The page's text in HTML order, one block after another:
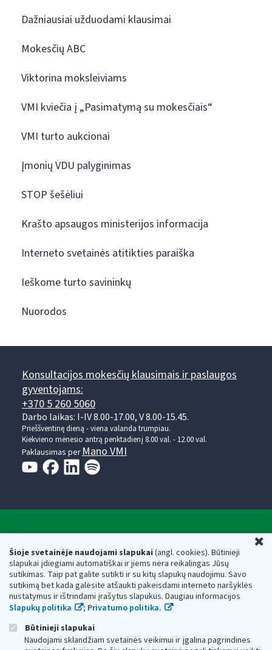
Šioje svetainėje naudojami slapukai(angl. cookies). Būtinieji
slapukai įdiegiami automatiškai ir jiems nėra reikalingas Jūsų
sutikimas. Taip pat galite sutikti ir su kitų slapukų naudojimu. Savo
sutikimą bet kada galėsite atšaukti pakeisdami interneto naršyklės
nustatymus ir ištrindami įrašytus slapukus. Daugiau informacijos
Slapukų politika
; Privatumo politika.
Būtinieji slapukai
Naudojami sklandžiam svetainės veikimui ir įgalina pagrindines
Dažniausiai užduodami klausimai
Mokesčių ABC
Viktorina moksleiviams
VMI kviečia į „Pasimatymą su mokesčiais“
VMI turto aukcionai
Įmonių VDU palyginimas
STOP šešėliui
Krašto apsaugos ministerijos informacija
Interneto svetainės atitikties paraiška
Ieškome turto savininkų
Nuorodos
Konsultacijos mokesčių klausimais ir paslaugos
gyventojams:
+370 5 260 5060
Darbo laikas: I-IV 8.00-17.00, V 8.00-15.45.
Prieššventinę dieną - viena valanda trumpiau.
Kiekvieno mėnesio antrą penktadienį 8.00 val. - 12.00 val.
Paklausimas per Mano VMI
Respublikos finansų ministerijos
Biudžetinė įstaiga. Juridinio asmens kodas — 188659752,
adresas: Vasario 16-osios g. 14, 01107 Vilnius, Lietuva, el.paštas:
vmi@vmi.lt, E. pristatymo dėžutės adresas 188659752
Duomenys apie Valstybinę mokesčių inspekciją prie Lietuvos
Respublikos finansų ministerijos kaupiami ir saugomi Juridinių